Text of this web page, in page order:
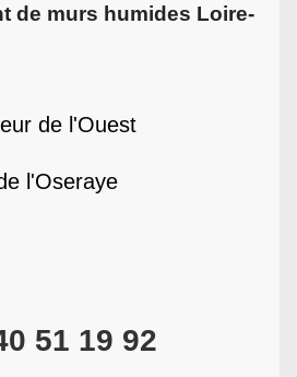
de murs humides Loire-
de l'Ouest
l'Oseraye
51 19 92